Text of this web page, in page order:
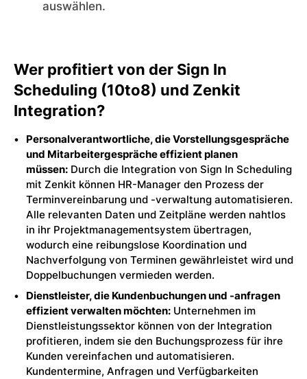
auswählen.
Wer profitiert von der Sign In
Scheduling (10to8) und Zenkit
Integration?
Personalverantwortliche, die Vorstellungsgespräche
und Mitarbeitergespräche effizient planen
müssen: Durch die Integration von Sign In Scheduling
mit Zenkit können HR-Manager den Prozess der
Terminvereinbarung und -verwaltung automatisieren.
Alle relevanten Daten und Zeitpläne werden nahtlos
in ihr Projektmanagementsystem übertragen,
wodurch eine reibungslose Koordination und
Nachverfolgung von Terminen gewährleistet wird und
Doppelbuchungen vermieden werden.
Dienstleister, die Kundenbuchungen und -anfragen
effizient verwalten möchten: Unternehmen im
Dienstleistungssektor können von der Integration
profitieren, indem sie den Buchungsprozess für ihre
Kunden vereinfachen und automatisieren.
Kundentermine, Anfragen und Verfügbarkeiten